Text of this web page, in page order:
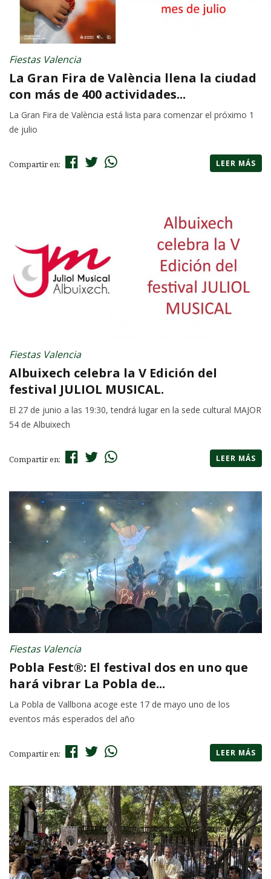
Fiestas Valencia
La Gran Fira de València llena la ciudad
con más de 400 actividades...
La Gran Fira de València está lista para comenzar el próximo 1
de julio
Compartir en: LEER MÁS
Fiestas Valencia
Albuixech celebra la V Edición del
festival JULIOL MUSICAL.
El 27 de junio a las 19:30, tendrá lugar en la sede cultural MAJOR
54 de Albuixech
Compartir en: LEER MÁS
Fiestas Valencia
Pobla Fest®: El festival dos en uno que
hará vibrar La Pobla de...
La Pobla de Vallbona acoge este 17 de mayo uno de los
eventos más esperados del año
Compartir en: LEER MÁS